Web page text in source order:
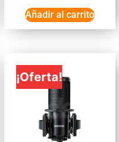
Añadir al carrito
¡Oferta!